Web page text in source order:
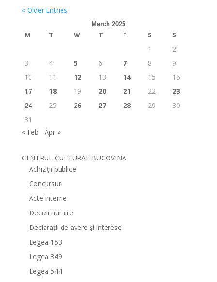
« Older Entries
March 2025
M T W T F S
S
1
2
3
4 5 6 7 8
9
10
11 12 13 14 15
16
17
18 19 20 21 22
23
24
25 26 27 28 29
30
31
« Feb
Apr »
CENTRUL CULTURAL BUCOVINA
Achiziții publice
Concursuri
Acte interne
Decizii numire
Declarații de avere și interese
Legea 153
Legea 349
Legea 544